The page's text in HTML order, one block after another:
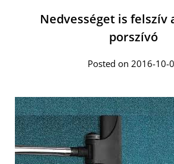
Nedvességet is felszív
porszívó
Posted on 2016-10-